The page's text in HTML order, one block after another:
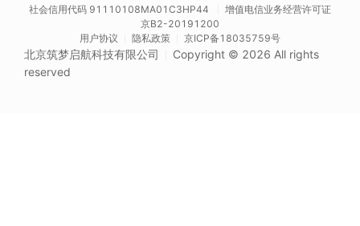
社会信用代码 91110108MA01C3HP44
增值电信业务经营许可证
京B2-20191200
用户协议
隐私政策 京ICP备18035759号
北京筑梦启航科技有限公司
Copyright © 2026 All rights
reserved